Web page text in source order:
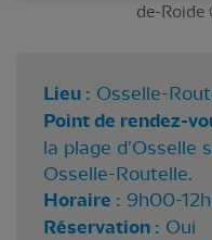
de-Roide
Lieu : Osselle-
Point de rendez-
la plage d'Osselle
Osselle-Routelle.
Horaire : 9h00-
Réservation : Oui